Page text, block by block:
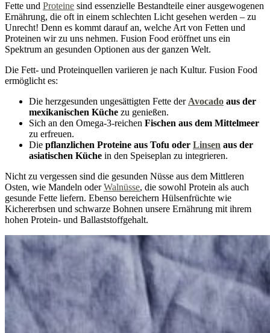
Fette und Proteine sind essenzielle Bestandteile einer ausgewogenen
Ernährung, die oft in einem schlechten Licht gesehen werden – zu
Unrecht! Denn es kommt darauf an, welche Art von Fetten und
Proteinen wir zu uns nehmen. Fusion Food eröffnet uns ein
Spektrum an gesunden Optionen aus der ganzen Welt.
Die Fett- und Proteinquellen variieren je nach Kultur. Fusion Food
ermöglicht es:
Die herzgesunden ungesättigten Fette der Avocado aus der
mexikanischen Küche zu genießen.
Sich an den Omega-3-reichen Fischen aus dem Mittelmeer
zu erfreuen.
Die pflanzlichen Proteine aus Tofu oder Linsen aus der
asiatischen Küche in den Speiseplan zu integrieren.
Nicht zu vergessen sind die gesunden Nüsse aus dem Mittleren
Osten, wie Mandeln oderWalnüsse, die sowohl Protein als auch
gesunde Fette liefern. Ebenso bereichern Hülsenfrüchte wie
Kichererbsen und schwarze Bohnen unsere Ernährung mit ihrem
hohen Protein- und Ballaststoffgehalt.